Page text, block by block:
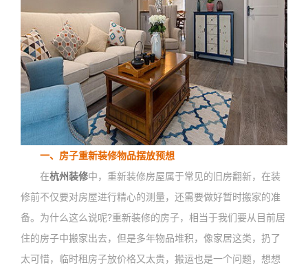
一、房子重新装修物品摆放预想
在杭州装修中，重新装修房屋属于常见的旧房翻新，在装
修前不仅要对房屋进行精心的测量，还需要做好暂时搬家的准
备。为什么这么说呢?重新装修的房子，相当于我们要从目前居
住的房子中搬家出去，但是多年物品堆积，像家居这类，扔了
太可惜，临时租房子放价格又太贵，搬运也是一个问题，想想